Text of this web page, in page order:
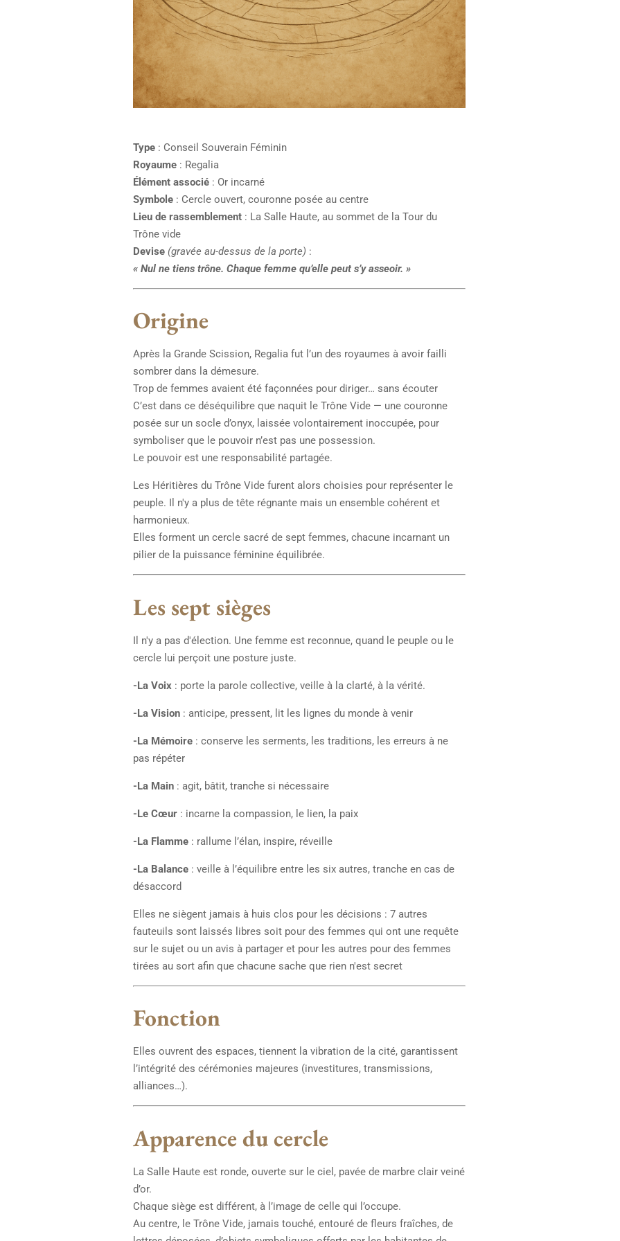
Type : Conseil Souverain Féminin
Royaume : Regalia
Élément associé : Or incarné
Symbole : Cercle ouvert, couronne posée au centre
Lieu de rassemblement : La Salle Haute, au sommet de la Tour du
Trône vide
Devise (gravée au-dessus de la porte) :
« Nul ne tiens trône. Chaque femme qu’elle peut s’y asseoir. »
Origine
Après la Grande Scission, Regalia fut l’un des royaumes à avoir failli
sombrer dans la démesure.
Trop de femmes avaient été façonnées pour diriger… sans écouter
C’est dans ce déséquilibre que naquit le Trône Vide — une couronne
posée sur un socle d’onyx, laissée volontairement inoccupée, pour
symboliser que le pouvoir n’est pas une possession.
Le pouvoir est une responsabilité partagée.
Les Héritières du Trône Vide furent alors choisies pour représenter le
peuple. Il n'y a plus de tête régnante mais un ensemble cohérent et
harmonieux.
Elles forment un cercle sacré de sept femmes, chacune incarnant un
pilier de la puissance féminine équilibrée.
Les sept sièges
Il n'y a pas d'élection. Une femme est reconnue, quand le peuple ou le
cercle lui perçoit une posture juste.
-La Voix : porte la parole collective, veille à la clarté, à la vérité.
-La Vision : anticipe, pressent, lit les lignes du monde à venir
-La Mémoire : conserve les serments, les traditions, les erreurs à ne
pas répéter
-La Main : agit, bâtit, tranche si nécessaire
-Le Cœur : incarne la compassion, le lien, la paix
-La Flamme : rallume l’élan, inspire, réveille
-La Balance : veille à l’équilibre entre les six autres, tranche en cas de
désaccord
Elles ne siègent jamais à huis clos pour les décisions : 7 autres
fauteuils sont laissés libres soit pour des femmes qui ont une requête
sur le sujet ou un avis à partager et pour les autres pour des femmes
tirées au sort afin que chacune sache que rien n'est secret
Fonction
Elles ouvrent des espaces, tiennent la vibration de la cité, garantissent
l’intégrité des cérémonies majeures (investitures, transmissions,
alliances…).
Apparence du cercle
La Salle Haute est ronde, ouverte sur le ciel, pavée de marbre clair veiné
d’or.
Chaque siège est différent, à l’image de celle qui l’occupe.
Au centre, le Trône Vide, jamais touché, entouré de fleurs fraîches, de